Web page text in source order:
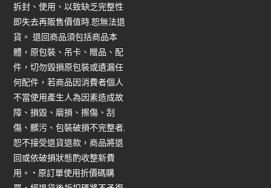
拆封、使用、以致缺乏完整性
即失去再販售價值時,恕無法退
貨。 退回商品須包括商品本
體，原包裝、吊卡、贈品、配
件，切勿毀損原包裝或遺漏任
何配件，若商品因消費者個人
不當使用產生人為因素造成故
障、損毀、磨損、擦傷、刮
傷、髒污、包裝破損不完整者,
恕不接受退貨退款，商品將退
回或依破損狀態酌收整新費
用。 • 原訂單使用折價碼購